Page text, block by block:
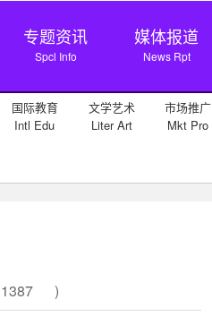
专题资讯
Spcl Info
媒体报道
News Rpt
国际教育
Intl Edu
文学艺术
Liter Art
市场推广
Mkt Pro
1387 )